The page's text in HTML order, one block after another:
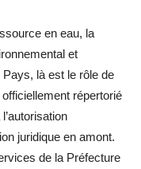
en eau, la
et
là est le rôle de
répertorié
juridique en amont.
de la Préfecture